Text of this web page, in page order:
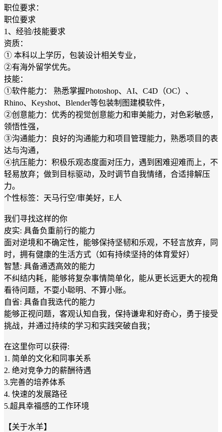
职位要求：
职位要求
1、经验/技能要求
资质：
① 本科以上学历，包装设计相关专业，
②有海外留学优先。
技能：
①软件能力： 熟悉掌握Photoshop、AI、C4D（OC）、
Rhino、Keyshot、Blender等包装制图建模软件，
②创意能力：优秀的视觉创意能力和审美能力，对色彩敏感，
领悟性强，
③沟通能力：良好的沟通能力和项目管理能力，熟悉项目的表
达与沟通，
④抗压能力：积极乐观态度面对压力，遇到困难迎难而上，不
轻易放弃；做到目标驱动，及时调节自我情绪，合适排解压
力。
个性标签：天马行空/审美好，E人
我们寻找这样的你
皮实: 具备负重前行的能力
面对逆境和不确定性，能够保持坚韧和乐观，不轻言放弃，同
时，拥有健康的生活方式（如有持续坚持的体育爱好）
智慧: 具备通透高效的能力
不纠结内耗，能够将复杂事情简单化，能从更长远更大的视角
看待问题，不耍小聪明、不算小账。
自省: 具备自我迭代的能力
能够正视问题，客观认知自我，保持谦卑和好奇心，勇于接受
挑战，并通过持续的学习和实践突破自我；
在这里你可以获得:
1. 简单的文化和同事关系
2. 绝对竞争力的薪酬待遇
3.完善的培养体系
4. 快速的发展路径
5.超具幸福感的工作环境
【关于水羊】